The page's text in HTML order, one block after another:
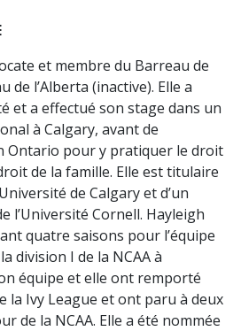
et membre du Barreau de
de l’Alberta (inactive). Elle a
et a effectué son stage dans un
à Calgary, avant de
Ontario pour y pratiquer le droit
de la famille. Elle est titulaire
de Calgary et d’un
l’Université Cornell. Hayleigh
quatre saisons pour l’équipe
division I de la NCAA à
équipe et elle ont remporté
la Ivy League et ont paru à deux
de la NCAA. Elle a été nommée